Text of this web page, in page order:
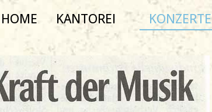
HOME KANTOREI KONZERTE